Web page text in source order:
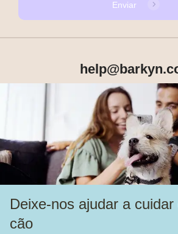
Deixe-nos ajudar a cuidar
cão
Enviar
Produtos
Mais
Alimentação